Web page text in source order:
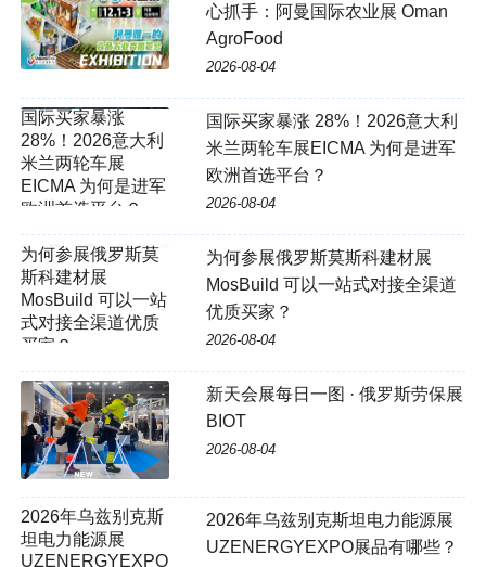
心抓手：阿曼国际农业展 Oman
AgroFood
2026-08-04
国际买家暴涨 28%！2026意大利
米兰两轮车展EICMA 为何是进军
欧洲首选平台？
2026-08-04
为何参展俄罗斯莫斯科建材展
MosBuild 可以一站式对接全渠道
优质买家？
2026-08-04
新天会展每日一图 · 俄罗斯劳保展
BIOT
2026-08-04
2026年乌兹别克斯坦电力能源展
UZENERGYEXPO展品有哪些？